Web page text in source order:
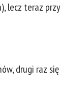
lecz teraz
drugi raz